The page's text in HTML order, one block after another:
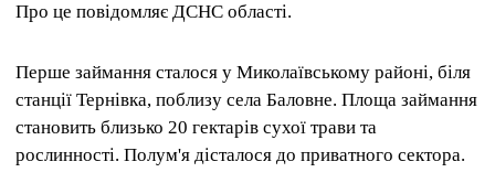
Про це повідомляє ДСНС області.
Перше займання сталося у Миколаївському районі, біля
станції Тернівка, поблизу села Баловне. Площа займання
становить близько 20 гектарів сухої трави та
рослинності. Полум'я дісталося до приватного сектора.